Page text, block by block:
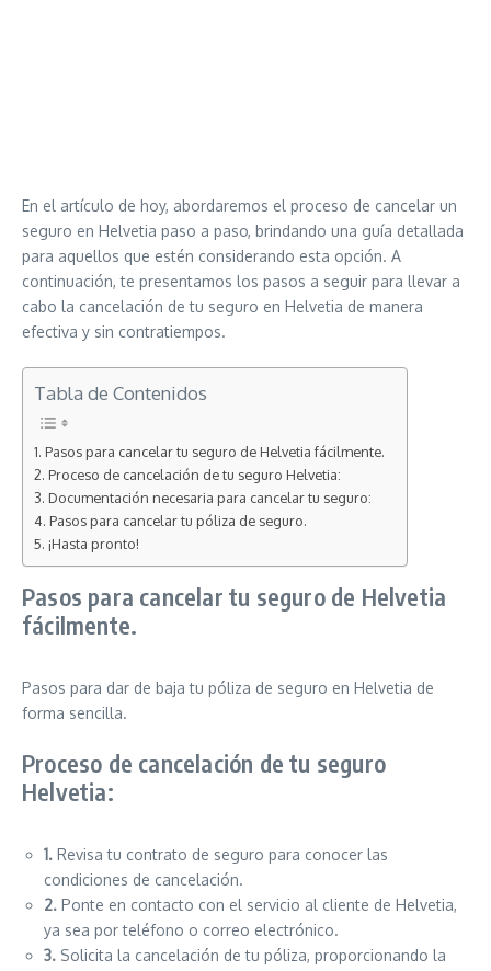
En el artículo de hoy, abordaremos el proceso de cancelar un
seguro en Helvetia paso a paso, brindando una guía detallada
para aquellos que estén considerando esta opción. A
continuación, te presentamos los pasos a seguir para llevar a
cabo la cancelación de tu seguro en Helvetia de manera
efectiva y sin contratiempos.
Tabla de Contenidos
Pasos para cancelar tu seguro de Helvetia fácilmente.
Proceso de cancelación de tu seguro Helvetia:
Documentación necesaria para cancelar tu seguro:
Pasos para cancelar tu póliza de seguro.
¡Hasta pronto!
Pasos para cancelar tu seguro de Helvetia
fácilmente.
Pasos para dar de baja tu póliza de seguro en Helvetia de
forma sencilla.
Proceso de cancelación de tu seguro
Helvetia:
1. Revisa tu contrato de seguro para conocer las
condiciones de cancelación.
2. Ponte en contacto con el servicio al cliente de Helvetia,
ya sea por teléfono o correo electrónico.
3. Solicita la cancelación de tu póliza, proporcionando la